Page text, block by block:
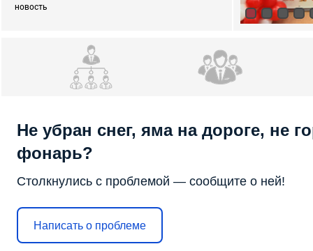
новость
Не убран снег, яма на дороге, не
фонарь?
Столкнулись с проблемой — сообщите о ней!
Написать о проблеме